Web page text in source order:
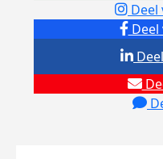
Deel
Deel